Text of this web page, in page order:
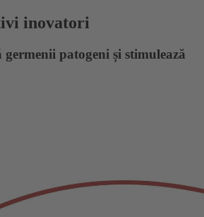
inovatori
patogeni și stimulează